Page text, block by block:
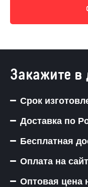
Закажите в
Срок
Доставка по
Бесплатная
Оплата на
Оптовая цена